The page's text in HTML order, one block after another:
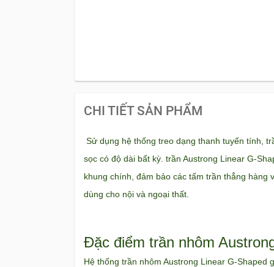
CHI TIẾT SẢN PHẨM
Sử dụng hệ thống treo dạng thanh tuyến tính,
sọc có độ dài bất kỳ. trần Austrong Linear G-
khung chính, đảm bảo các tấm trần thẳng hàng
dùng cho nội và ngoại thất.
Đặc điểm trần nhôm
Hệ thống trần nhôm Austrong Linear G-